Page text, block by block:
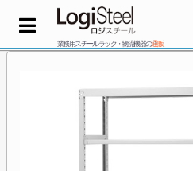
業務用スチールラック・物流機器の通販